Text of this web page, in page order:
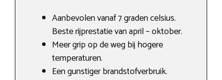
Aanbevolen vanaf 7 graden celsius.
Beste rijprestatie van april – oktober.
Meer grip op de weg bij hogere
temperaturen.
Een gunstiger brandstofverbruik.